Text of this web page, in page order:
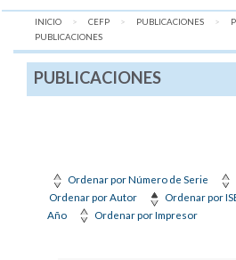
INICIO CEFP PUBLICACIONES
AQUÍ:
PUBLICACIONES
PUBLICACIONES
Ordenar por Número de Serie
Ordenar por Autor
Ordenar por
Año
Ordenar por Impresor